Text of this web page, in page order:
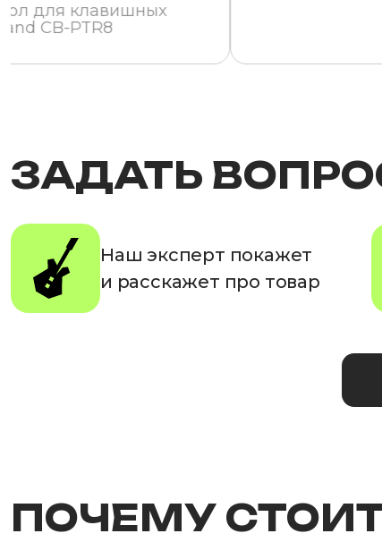
для клавишных
CB-PTR8
ЗАДАТЬ
Наш эксперт покажет
и расскажет про товар
ПОЧЕМУ